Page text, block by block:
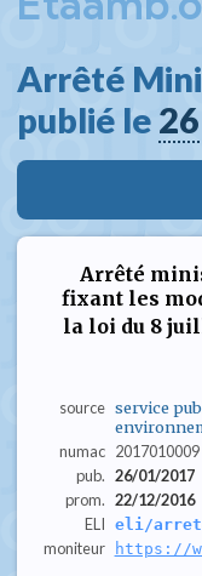
Arrêté
publié le 26
Arrêté
fixant les
la loi du 8
source service
numac 2017010009
pub. 26/01/2017
prom. 22/12/2016
ELI eli/
moniteur https://